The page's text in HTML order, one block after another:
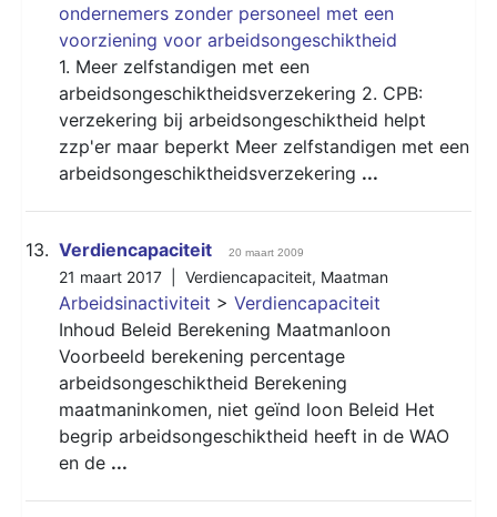
ondernemers zonder personeel met een
voorziening voor arbeidsongeschiktheid
1. Meer zelfstandigen met een
arbeidsongeschiktheidsverzekering 2. CPB:
verzekering bij arbeidsongeschiktheid helpt
zzp'er maar beperkt Meer zelfstandigen met een
arbeidsongeschiktheidsverzekering ...
13. Verdiencapaciteit 20 maart 2009
21 maart 2017 | Verdiencapaciteit, Maatman
Arbeidsinactiviteit > Verdiencapaciteit
Inhoud Beleid Berekening Maatmanloon
Voorbeeld berekening percentage
arbeidsongeschiktheid Berekening
maatmaninkomen, niet geïnd loon Beleid Het
begrip arbeidsongeschiktheid heeft in de WAO
en de ...